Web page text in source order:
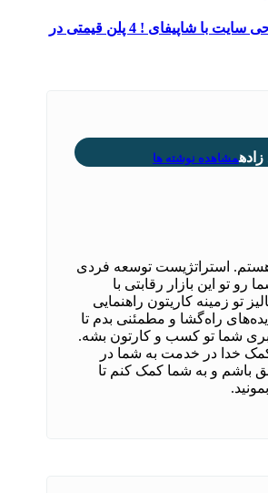
هزینه طراحی سایت با شاپیفای ! 4 پلن قیمتی در
مشاهده نوشته ها
استراتژیست توسعه فردی
رو تو این بازار رقابتی با
تو زمینه کاریتون راهنمایی
راه‌گشا و مطمئنی بدم تا
شما تو کسب و کارتون بشه.
کمک خدا در خدمت به شما در
باشم و به شما کمک کنم تا